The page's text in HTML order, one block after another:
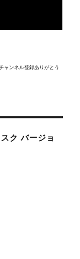
ャンネル登録ありがとう
ク バージョ